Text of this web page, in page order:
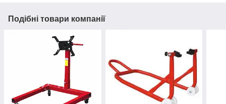
Подібні товари компанії